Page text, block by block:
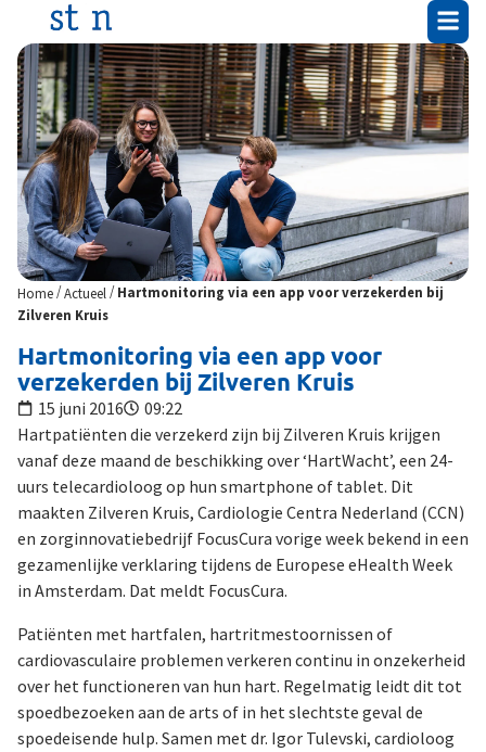
Home/Actueel /Hartmonitoring via een app voor verzekerden bij
Zilveren Kruis
Hartmonitoring via een app voor
verzekerden bij Zilveren Kruis
15 juni 2016
09:22
Hartpatiënten die verzekerd zijn bij Zilveren Kruis krijgen
vanaf deze maand de beschikking over ‘HartWacht’, een 24-
uurs telecardioloog op hun smartphone of tablet. Dit
maakten Zilveren Kruis, Cardiologie Centra Nederland (CCN)
en zorginnovatiebedrijf FocusCura vorige week bekend in een
gezamenlijke verklaring tijdens de Europese eHealth Week
in Amsterdam. Dat meldt FocusCura.
Patiënten met hartfalen, hartritmestoornissen of
cardiovasculaire problemen verkeren continu in onzekerheid
over het functioneren van hun hart. Regelmatig leidt dit tot
spoedbezoeken aan de arts of in het slechtste geval de
spoedeisende hulp. Samen met dr. Igor Tulevski, cardioloog